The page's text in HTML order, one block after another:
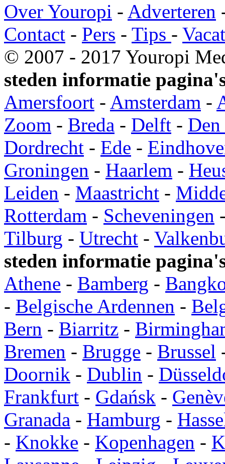
Over Youropi - Adverteren
Contact - Pers - Tips -
© 2007 - 2017 Youropi
steden informatie
Amersfoort - Amsterdam -
Zoom - Breda - Delft -
Dordrecht - Ede -
Groningen - Haarlem -
Leiden - Maastricht -
Rotterdam - Scheveningen
Tilburg - Utrecht -
steden informatie
Athene - Bamberg -
- Belgische Ardennen -
Bern - Biarritz -
Bremen - Brugge - Brussel
Doornik - Dublin -
Frankfurt - Gdańsk -
Granada - Hamburg -
- Knokke - Kopenhagen -